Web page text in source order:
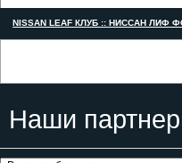
NISSAN LEAF КЛУБ :: НИССАН ЛИФ
Наши